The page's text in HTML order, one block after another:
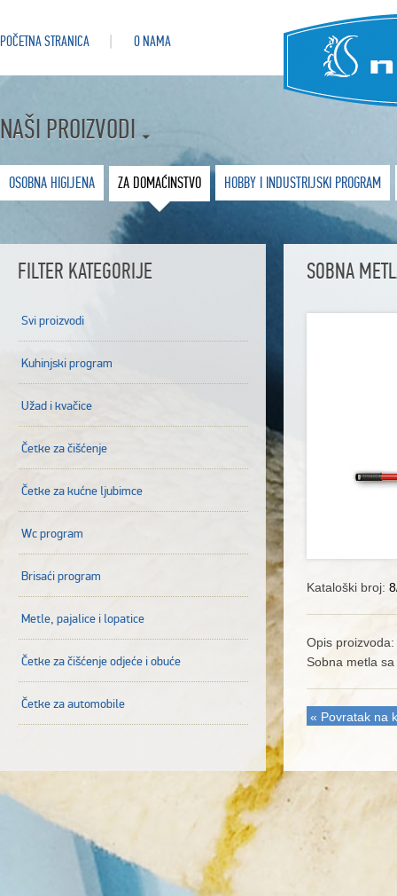
POČETNA STRANICA O NAMA
NAŠI PROIZVODI
OSOBNA HIGIJENA ZA DOMAĆINSTVO HOBBY I INDUSTRIJSKI PROGRAM
FILTER KATEGORIJE
Svi proizvodi
Kuhinjski program
Užad i kvačice
Četke za čišćenje
Četke za kućne ljubimce
Wc program
Brisaći program
Metle, pajalice i lopatice
Četke za čišćenje odjeće i obuće
Četke za automobile
SOBNA
Kataloški broj:
Opis proizvoda:
Sobna metla
« Povratak na